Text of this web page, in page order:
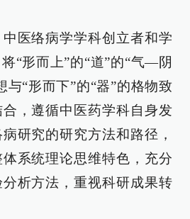
医络病学学科创立者和学
“形而上”的“道”的“气—阴
“形而下”的“器”的格物致
，遵循中医药学科自身发
研究的研究方法和路径，
系统理论思维特色，充分
析方法，重视科研成果转